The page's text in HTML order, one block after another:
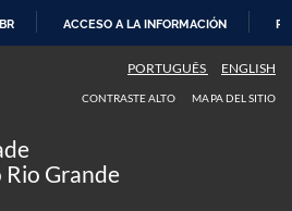
CONTENIDO
ACCESO A LA INFORMACIÓN
PORTUGUÊS ENGLISH
CONTRASTE ALTO MAPA DEL SITIO
Rio Grande